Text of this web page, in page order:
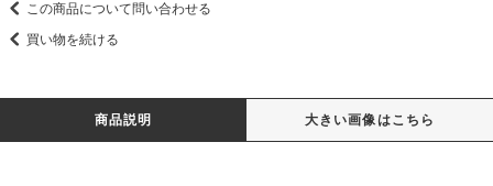
この商品について問い合わせる
買い物を続ける
商品説明 大きい画像はこちら